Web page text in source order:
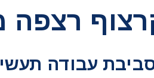
רצפה
עבודה